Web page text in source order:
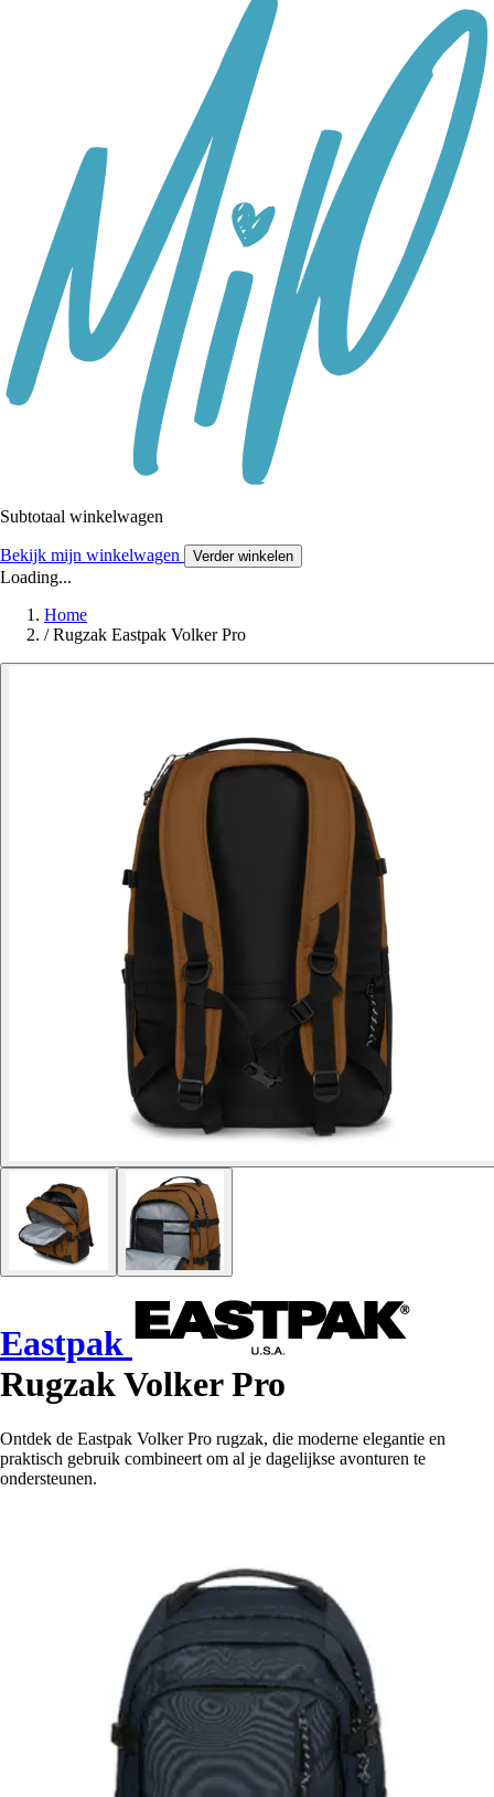
Subtotaal winkelwagen
Bekijk mijn winkelwagen Verder winkelen
Loading...
Home
/ Rugzak Eastpak Volker Pro
Eastpak
Rugzak Volker Pro
Ontdek de Eastpak Volker Pro rugzak, die moderne elegantie en
praktisch gebruik combineert om al je dagelijkse avonturen te
ondersteunen.